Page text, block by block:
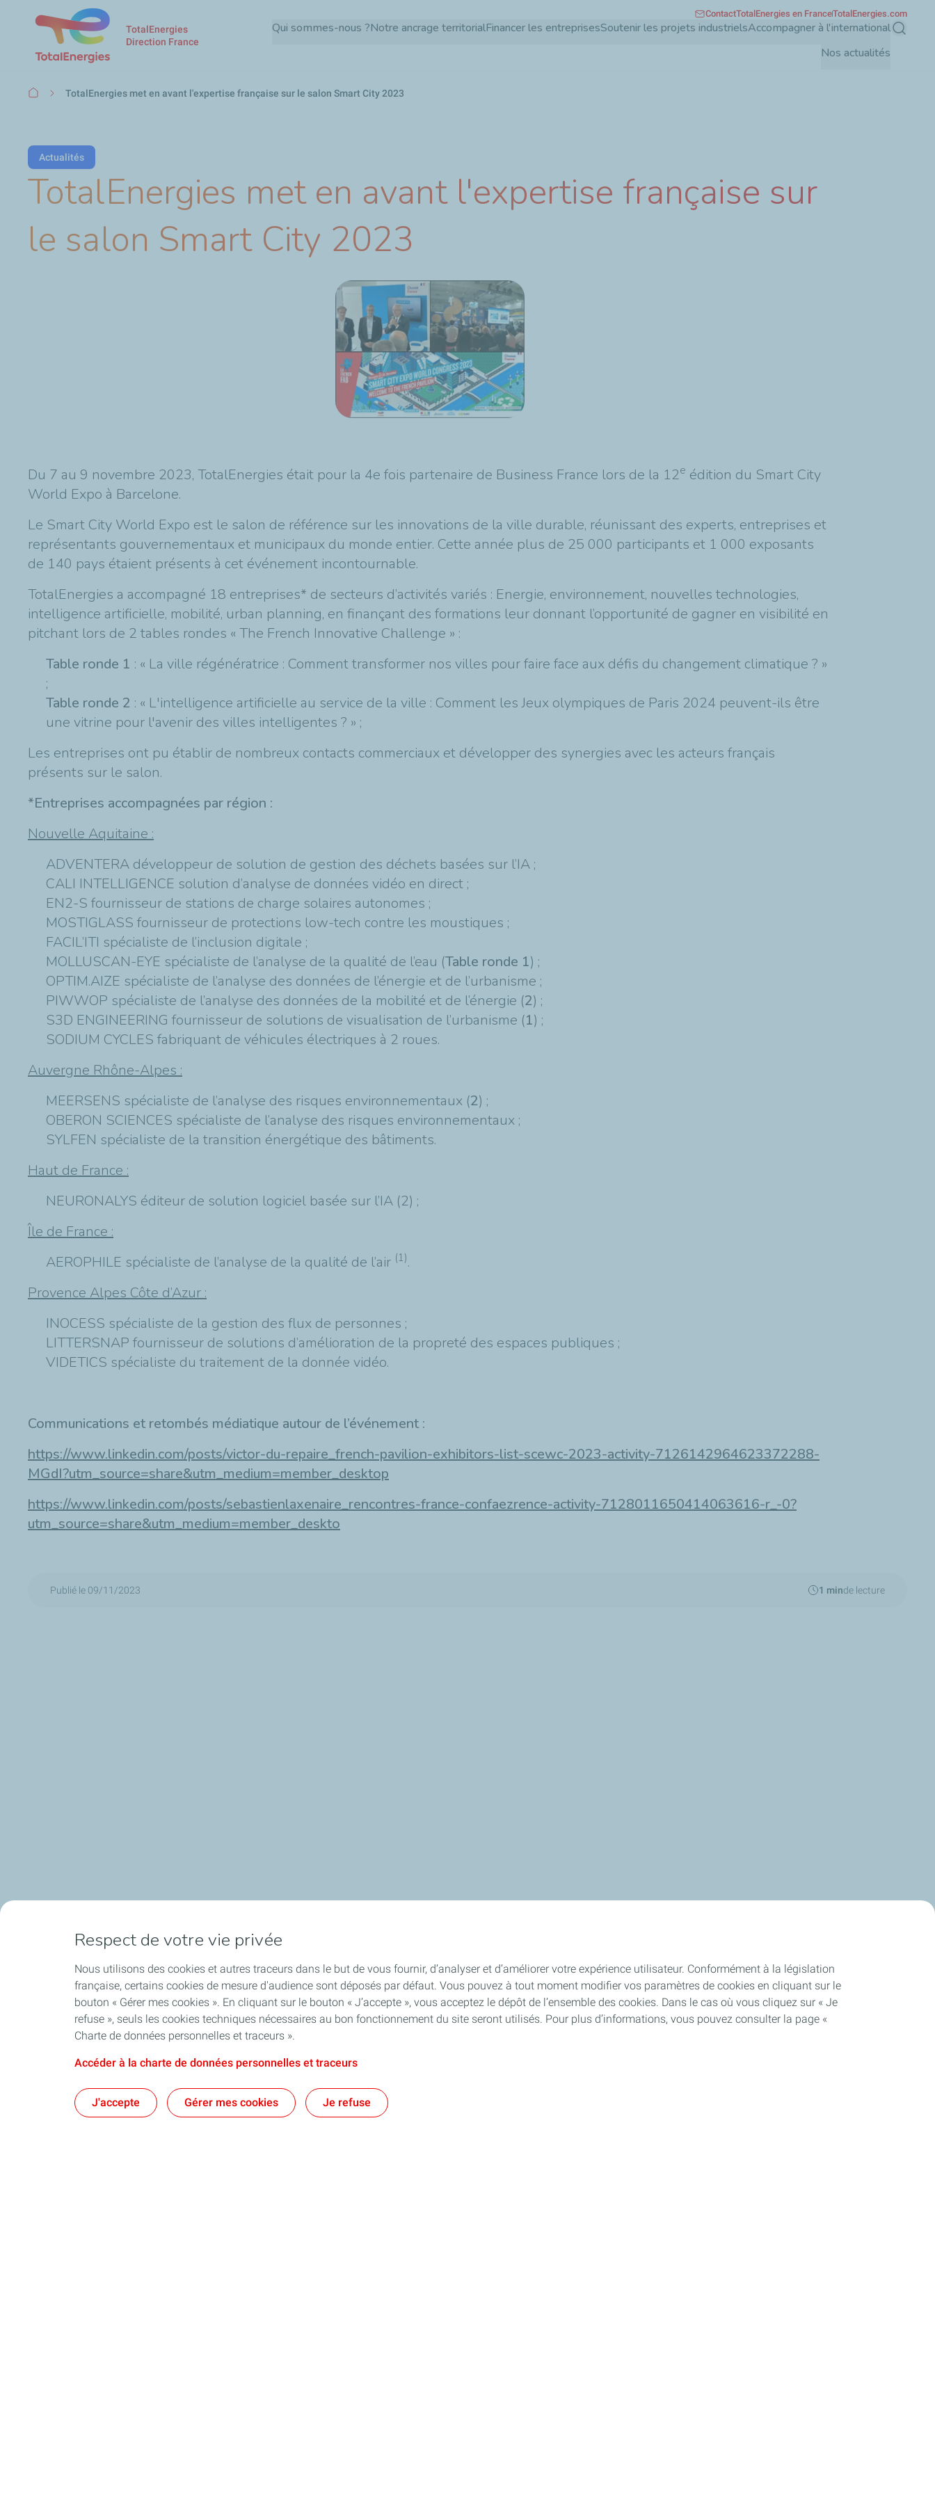
Aller
TotalEnergies
Direction France
Qui sommes-nous ?Notre ancrage territorialFinancer les entreprisesSoutenir les projets industrielsAccompagner à l'international
Nos actualités
ContactTotalEnergies en FranceTotalEnergies.com
Fil
TotalEnergies met en avant l'expertise française sur le salon Smart City 2023
Actualités
TotalEnergies met en avant l'expertise française sur
le salon Smart City 2023
Du 7 au 9 novembre 2023, TotalEnergies était pour la 4e fois partenaire de Business France lors de la 12e édition du Smart City
World Expo à Barcelone.
Le Smart City World Expo est le salon de référence sur les innovations de la ville durable, réunissant des experts, entreprises et
représentants gouvernementaux et municipaux du monde entier. Cette année plus de 25 000 participants et 1 000 exposants
de 140 pays étaient présents à cet événement incontournable.
TotalEnergies a accompagné 18 entreprises* de secteurs d’activités variés : Energie, environnement, nouvelles technologies,
intelligence artificielle, mobilité, urban planning, en finançant des formations leur donnant l’opportunité de gagner en visibilité en
pitchant lors de 2 tables rondes « The French Innovative Challenge » :
Table ronde 1 : « La ville régénératrice : Comment transformer nos villes pour faire face aux défis du changement climatique ? »
;
Table ronde 2 : « L'intelligence artificielle au service de la ville : Comment les Jeux olympiques de Paris 2024 peuvent-ils être
une vitrine pour l'avenir des villes intelligentes ? » ;
Les entreprises ont pu établir de nombreux contacts commerciaux et développer des synergies avec les acteurs français
présents sur le salon.
*Entreprises accompagnées par région :
Nouvelle Aquitaine :
ADVENTERA développeur de solution de gestion des déchets basées sur l’IA ;
CALI INTELLIGENCE solution d’analyse de données vidéo en direct ;
EN2-S fournisseur de stations de charge solaires autonomes ;
MOSTIGLASS fournisseur de protections low-tech contre les moustiques ;
FACIL’ITI spécialiste de l’inclusion digitale ;
MOLLUSCAN-EYE spécialiste de l’analyse de la qualité de l’eau (Table ronde 1) ;
OPTIM.AIZE spécialiste de l’analyse des données de l’énergie et de l’urbanisme ;
PIWWOP spécialiste de l’analyse des données de la mobilité et de l’énergie (2) ;
S3D ENGINEERING fournisseur de solutions de visualisation de l’urbanisme (1) ;
SODIUM CYCLES fabriquant de véhicules électriques à 2 roues.
Auvergne Rhône-Alpes :
MEERSENS spécialiste de l’analyse des risques environnementaux (2) ;
OBERON SCIENCES spécialiste de l’analyse des risques environnementaux ;
SYLFEN spécialiste de la transition énergétique des bâtiments.
Haut de France :
NEURONALYS éditeur de solution logiciel basée sur l’IA (2) ;
Île de France :
AEROPHILE spécialiste de l’analyse de la qualité de l’air (1).
Provence Alpes Côte d’Azur :
INOCESS spécialiste de la gestion des flux de personnes ;
LITTERSNAP fournisseur de solutions d’amélioration de la propreté des espaces publiques ;
VIDETICS spécialiste du traitement de la donnée vidéo.
Communications et retombés médiatique autour de l’événement :
https://www.linkedin.com/posts/victor-du-repaire_french-pavilion-exhibitors-list-scewc-2023-activity-7126142964623372288-
MGdI?utm_source=share&utm_medium=member_desktop
https://www.linkedin.com/posts/sebastienlaxenaire_rencontres-france-confaezrence-activity-7128011650414063616-r_-0?
utm_source=share&utm_medium=member_deskto
Publié le 09/11/2023 1 minde lecture
Respect de votre vie privée
Nous utilisons des cookies et autres traceurs dans le but de vous fournir, d’analyser et d’améliorer votre expérience utilisateur. Conformément à la législation
française, certains cookies de mesure d'audience sont déposés par défaut. Vous pouvez à tout moment modifier vos paramètres de cookies en cliquant sur le
bouton « Gérer mes cookies ». En cliquant sur le bouton « J’accepte », vous acceptez le dépôt de l’ensemble des cookies. Dans le cas où vous cliquez sur « Je
refuse », seuls les cookies techniques nécessaires au bon fonctionnement du site seront utilisés. Pour plus d’informations, vous pouvez consulter la page «
Charte de données personnelles et traceurs ».
Accéder à la charte de données personnelles et traceurs
J'accepte Gérer mes cookies Je refuse